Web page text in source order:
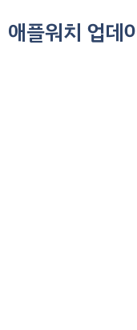
애플워치 업데